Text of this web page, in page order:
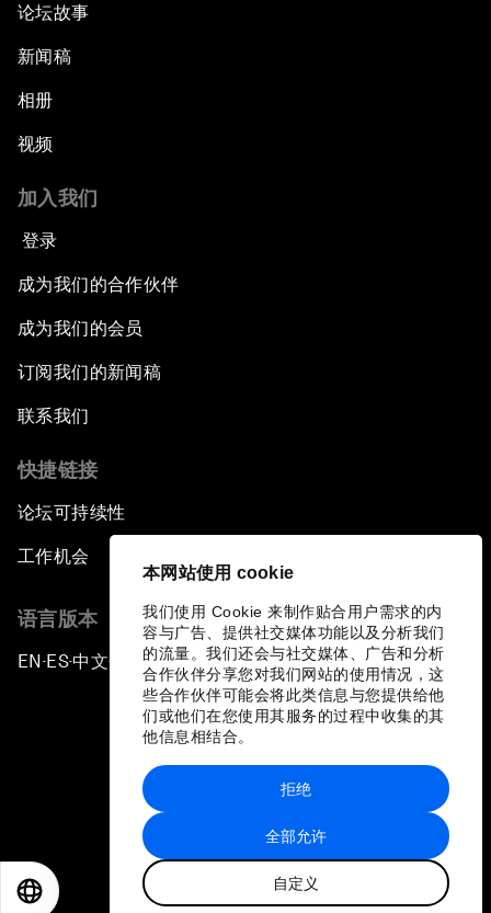
本网站使用 cookie
我们使用 Cookie 来制作贴合用户需求的内
容与广告、提供社交媒体功能以及分析我们
的流量。我们还会与社交媒体、广告和分析
合作伙伴分享您对我们网站的使用情况，这
些合作伙伴可能会将此类信息与您提供给他
们或他们在您使用其服务的过程中收集的其
他信息相结合。
全部允许
自定义
拒绝
论坛故事
新闻稿
相册
视频
加入我们
登录
成为我们的合作伙伴
成为我们的会员
订阅我们的新闻稿
联系我们
快捷链接
论坛可持续性
工作机会
语言版本
EN ▪ES▪中文▪ 日本語
站点地图
世界经济论坛